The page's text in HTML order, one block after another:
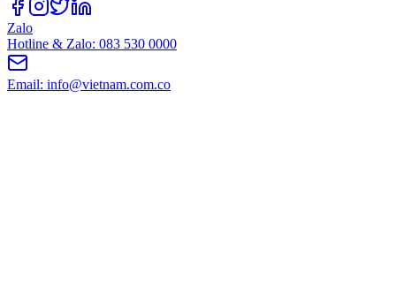
Zalo
Hotline & Zalo: 083 530 0000
Email: info@vietnam.com.co